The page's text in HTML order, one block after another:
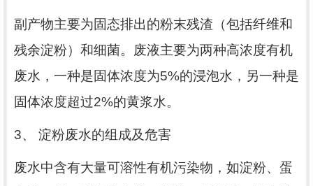
副产物主要为固态排出的粉末残渣（包括纤维和
残余淀粉）和细菌。废液主要为两种高浓度有机
废水，一种是固体浓度为5%的浸泡水，另一种是
固体浓度超过2%的黄浆水。
3、 淀粉废水的组成及危害
废水中含有大量可溶性有机污染物，如淀粉、蛋